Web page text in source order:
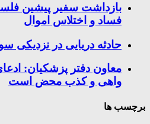
بازداشت سفیر پیشین
فساد و اختلاس اموال
حادثه دریایی در نزدیکی
معاون دفتر پزشکیان:
واهی و کذب محض است
برچسب ها